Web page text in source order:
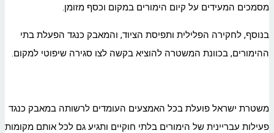
מסמכים המעידים על קיום הימורים במקום וכסף מזומן.
בנוסף, לחקירה הפלילית ותפיסת הציוד, והמאבק כנגד הפעלת בתי
ההימורים, בכוונת המשטרה להוציא בקשה לצו סגירה שיפוטי למקום.
משטרת ישראל פועלת בכל האמצעים העומדים לרשותה במאבק כנגד
פעילות עבריינית של הימורים בלתי חוקיים ותגיע גם לכל אותם מקומות